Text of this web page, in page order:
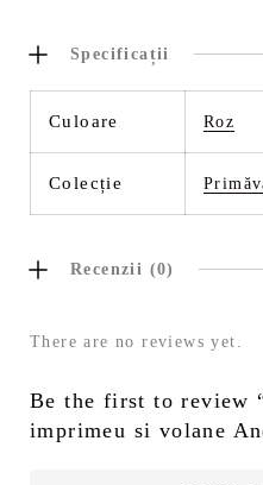
Specificații
Culoare Roz
Colecție
Recenzii (0)
There are no reviews yet.
Be the first to review
imprimeu si volane